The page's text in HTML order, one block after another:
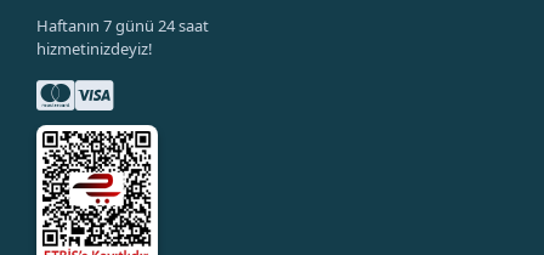
Haftanın 7 günü 24 saat
hizmetinizdeyiz!